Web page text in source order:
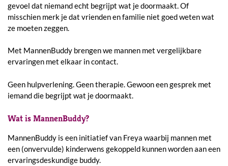
gevoel dat niemand echt begrijpt wat je doormaakt. Of
misschien merk je dat vrienden en familie niet goed weten wat
ze moeten zeggen.
Met MannenBuddy brengen we mannen met vergelijkbare
ervaringen met elkaar in contact.
Geen hulpverlening. Geen therapie. Gewoon een gesprek met
iemand die begrijpt wat je doormaakt.
Wat is MannenBuddy?
MannenBuddy is een initiatief van Freya waarbij mannen met
een (onvervulde) kinderwens gekoppeld kunnen worden aan een
ervaringsdeskundige buddy.